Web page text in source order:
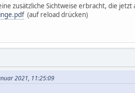
zusätzliche Sichtweise erbracht, die jetzt
(auf reload drücken)
2021, 11:25:09